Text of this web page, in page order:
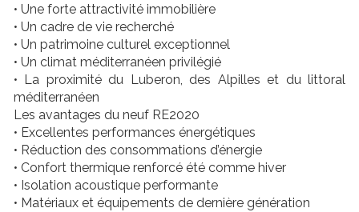
• Une forte attractivité immobilière
• Un cadre de vie recherché
• Un patrimoine culturel exceptionnel
• Un climat méditerranéen privilégié
• La proximité du Luberon, des Alpilles et du littoral
méditerranéen
Les avantages du neuf RE2020
• Excellentes performances énergétiques
• Réduction des consommations d’énergie
• Confort thermique renforcé été comme hiver
• Isolation acoustique performante
• Matériaux et équipements de dernière génération